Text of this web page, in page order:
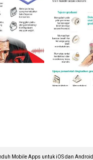
Mobile Apps untuk iOS dan Android